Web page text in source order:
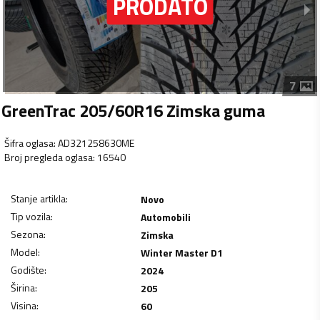
7
GreenTrac 205/60R16 Zimska guma
Šifra oglasa:AD321258630ME
Broj pregleda oglasa: 16540
Stanje artikla:
Novo
Tip vozila:
Automobili
Sezona:
Zimska
Model:
Winter Master D1
Godište:
2024
Širina:
205
Visina:
60